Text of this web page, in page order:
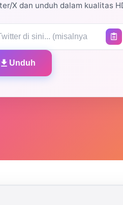
X dan unduh dalam kualitas
Unduh